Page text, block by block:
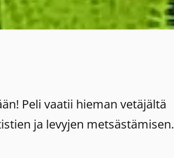
Peli vaatii hieman vetäjältä
ja levyjen metsästämisen.